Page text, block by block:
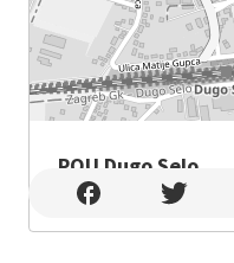
POU Dugo Selo
POU Dugo Selo , Dugo Selo